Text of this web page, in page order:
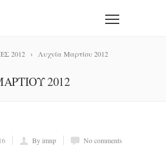
2012 Λυχνία Μαρτίου 2012
2012
By imnp
No comments